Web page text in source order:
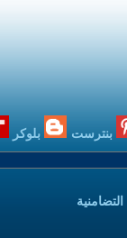
بنترست بلوكر